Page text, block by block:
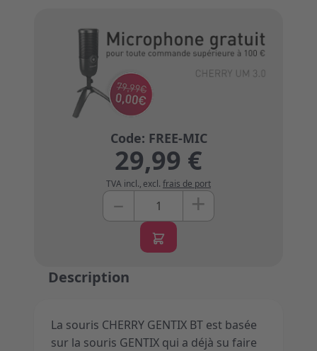
29,99 €
TVA incl., excl. frais de port
Quantité
– +
Description
La souris CHERRY GENTIX BT est basée
sur la souris GENTIX qui a déjà su faire